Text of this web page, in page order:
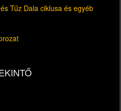
Tűz Dala ciklusa és egyéb